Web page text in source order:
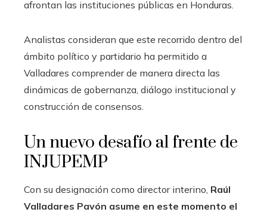
afrontan las instituciones públicas en Honduras.
Analistas consideran que este recorrido dentro del
ámbito político y partidario ha permitido a
Valladares comprender de manera directa las
dinámicas de gobernanza, diálogo institucional y
construcción de consensos.
Un nuevo desafío al frente de
INJUPEMP
Con su designación como director interino, Raúl
Valladares Pavón asume en este momento el